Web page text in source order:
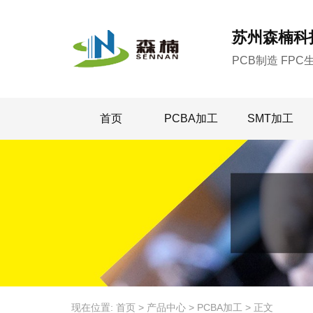
苏州森楠
PCB制造 FPC
首页 PCBA加工 SMT加工
现在位置: 首页 > 产品中心 > PCBA加工 > 正文